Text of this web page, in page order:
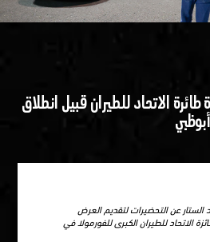
الاتحاد للطيران قبيل انطلاق
عن التحضيرات لتقديم العرض
الاتحاد للطيران الكبرى للفورمولا في